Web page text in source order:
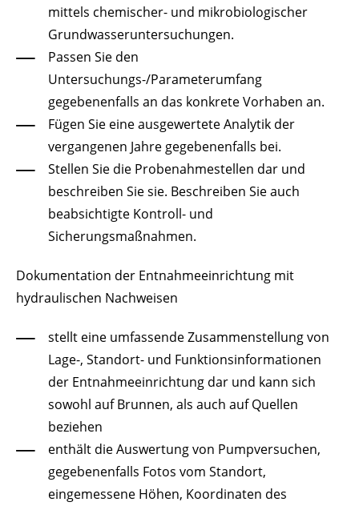
mittels chemischer- und mikrobiologischer
Grundwasseruntersuchungen.
Passen Sie den
Untersuchungs-/Parameterumfang
gegebenenfalls an das konkrete Vorhaben an.
Fügen Sie eine ausgewertete Analytik der
vergangenen Jahre gegebenenfalls bei.
Stellen Sie die Probenahmestellen dar und
beschreiben Sie sie. Beschreiben Sie auch
beabsichtigte Kontroll- und
Sicherungsmaßnahmen.
Dokumentation der Entnahmeeinrichtung mit
hydraulischen Nachweisen
stellt eine umfassende Zusammenstellung von
Lage-, Standort- und Funktionsinformationen
der Entnahmeeinrichtung dar und kann sich
sowohl auf Brunnen, als auch auf Quellen
beziehen
enthält die Auswertung von Pumpversuchen,
gegebenenfalls Fotos vom Standort,
eingemessene Höhen, Koordinaten des